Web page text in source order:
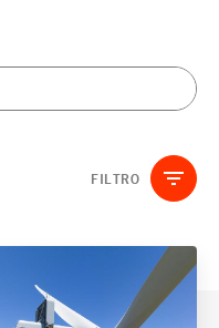
FILTRO